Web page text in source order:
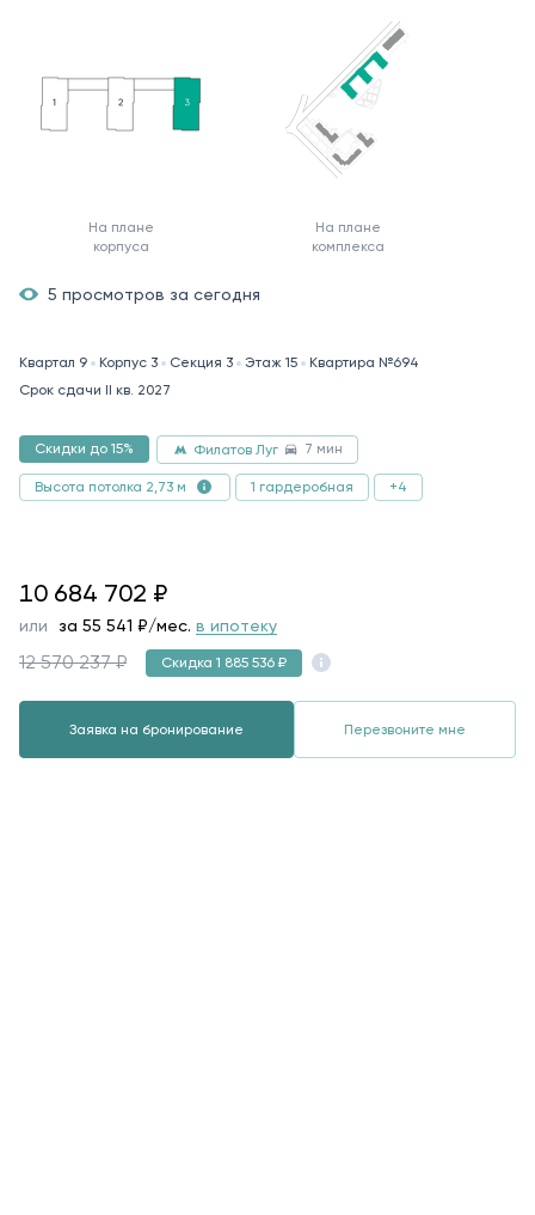
На плане
корпуса
На плане
комплекса
5 просмотров за сегодня
Квартал 9 Корпус 3 Секция 3 Этаж 15
Квартира №694
Срок сдачи II кв. 2027
Скидки до 15% Филатов Луг 7 мин
Высота потолка 2,73 м 1 гардеробная +4
10684702
10 684 702 ₽
или за 55 541 ₽/мес. в ипотеку
12 570 237 ₽ Скидка 1 885 536 ₽
Заявка на бронирование Перезвоните мне